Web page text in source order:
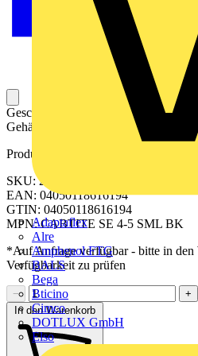
Adaptaflex
Alre
Amphenol FTG
BALS
Bega
Bticino
Cimco
DOTLUX GmbH
Elso
Geschlitzte Kabeltülle für das
Gehäuse.
Produktkennzeichen
SKU: 2584680000
EAN: 04050118616194
GTIN: 04050118616194
MPN: CABTITE SE 4-5 SML BK
*Auf Anfrage verfügbar - bitte in den
Verfügbarkeit zu prüfen
−
+
In den Warenkorb